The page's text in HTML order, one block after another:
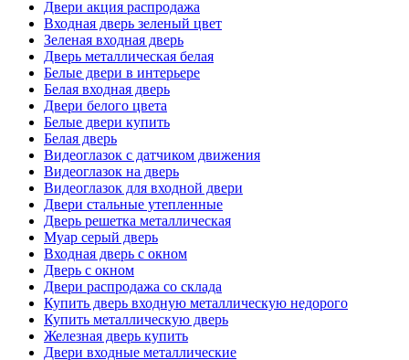
Двери акция распродажа
Входная дверь зеленый цвет
Зеленая входная дверь
Дверь металлическая белая
Белые двери в интерьере
Белая входная дверь
Двери белого цвета
Белые двери купить
Белая дверь
Видеоглазок с датчиком движения
Видеоглазок на дверь
Видеоглазок для входной двери
Двери стальные утепленные
Дверь решетка металлическая
Муар серый дверь
Входная дверь с окном
Дверь с окном
Двери распродажа со склада
Купить дверь входную металлическую недорого
Купить металлическую дверь
Железная дверь купить
Двери входные металлические